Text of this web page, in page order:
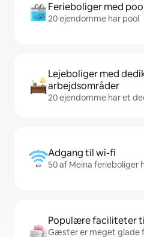
Ferieboliger med
20 ejendomme har pool
Lejeboliger med
arbejdsområder
20 ejendomme har et
Adgang til wi-fi
50 af Meina ferieboliger
Populære faciliteter
Gæster er meget glade